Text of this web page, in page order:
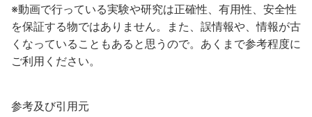
※動画で行っている実験や研究は正確性、有用性、安全性
を保証する物ではありません。また、誤情報や、情報が古
くなっていることもあると思うので。あくまで参考程度に
ご利用ください。
参考及び引用元